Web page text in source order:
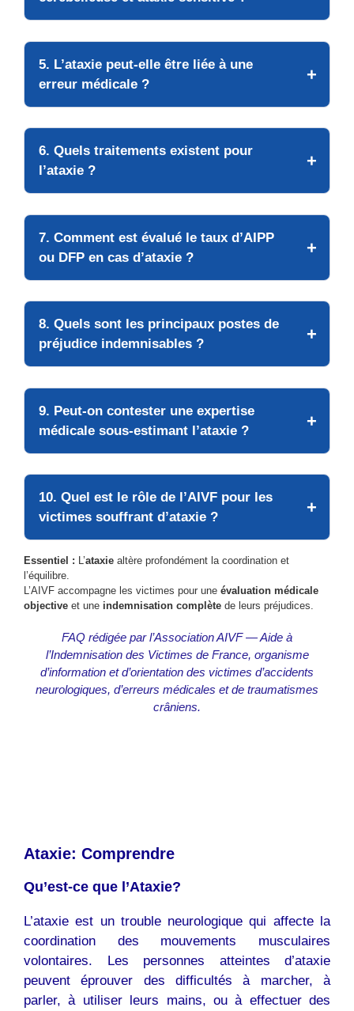
5. L’ataxie peut-elle être liée à une
erreur médicale ?
6. Quels traitements existent pour
l’ataxie ?
7. Comment est évalué le taux d’AIPP
ou DFP en cas d’ataxie ?
8. Quels sont les principaux postes de
préjudice indemnisables ?
9. Peut-on contester une expertise
médicale sous-estimant l’ataxie ?
10. Quel est le rôle de l’AIVF pour les
victimes souffrant d’ataxie ?
Essentiel : L’ataxie altère profondément la coordination et
l’équilibre.
L’AIVF accompagne les victimes pour une évaluation médicale
objective et une indemnisation complète de leurs préjudices.
FAQ rédigée par l’Association AIVF — Aide à
l’Indemnisation des Victimes de France, organisme
d’information et d’orientation des victimes d’accidents
neurologiques, d’erreurs médicales et de traumatismes
crâniens.
Ataxie: Comprendre
Qu’est-ce que l’Ataxie?
L’ataxie est un trouble neurologique qui affecte la
coordination des mouvements musculaires
volontaires. Les personnes atteintes d’ataxie
peuvent éprouver des difficultés à marcher, à
parler, à utiliser leurs mains, ou à effectuer des